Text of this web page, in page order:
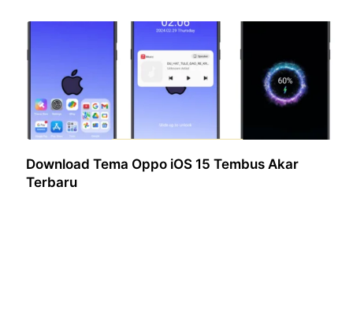
Download Tema Oppo iOS 15 Tembus Akar
Terbaru